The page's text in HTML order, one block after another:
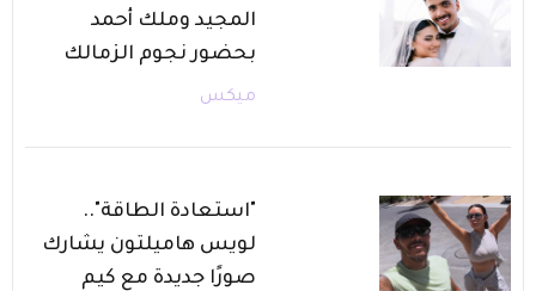
المجيد وملك أحمد
بحضور نجوم الزمالك
ميكس
"استعادة الطاقة"..
لويس هاميلتون يشارك
صورًا جديدة مع كيم